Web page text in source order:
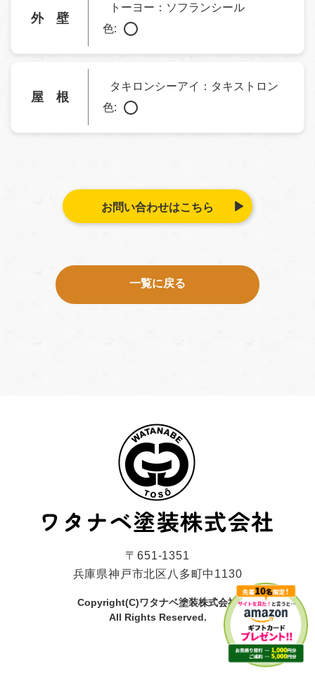
外 壁
トーヨー：ソフランシール
色:
屋 根
タキロンシーアイ：タキストロン
色:
お問い合わせはこちら
一覧に戻る
〒651-1351
兵庫県神戸市北区八多町中1130
Copyright(C)ワタナベ塗装株式会社
All Rights Reserved.